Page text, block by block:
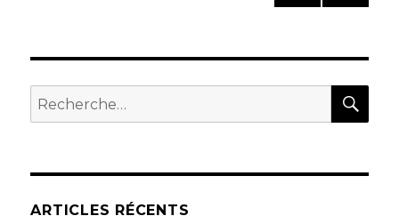
articles
ÉDE
NTE
Recherche
pour
ARTICLES RÉCENTS